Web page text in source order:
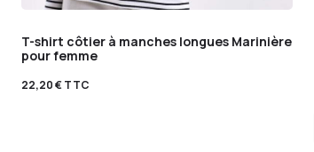
T-shirt côtier à manches longues Marinière
pour femme
22,20€TTC